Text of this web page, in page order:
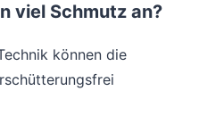
viel Schmutz an?
können die